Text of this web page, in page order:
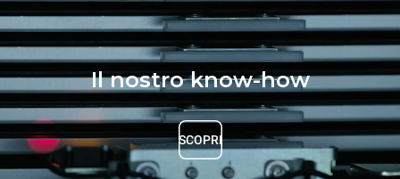
Il nostro know-how
SCOPRI